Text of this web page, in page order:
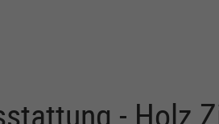
- Holz